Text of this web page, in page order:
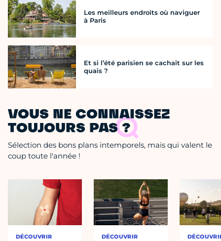
Les meilleurs endroits où naviguer
à Paris
Et si l’été parisien se cachait sur les
quais ?
VOUS NE CONNAISSEZ
TOUJOURS PAS ?
Sélection des bons plans intemporels, mais qui valent le
coup toute l'année !
DÉCOUVRIR DÉCOUVRIR